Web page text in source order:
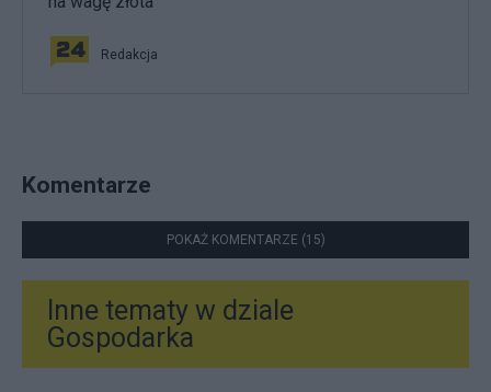
Redakcja
Komentarze
POKAŻ KOMENTARZE (15)
Inne tematy w dziale
Gospodarka